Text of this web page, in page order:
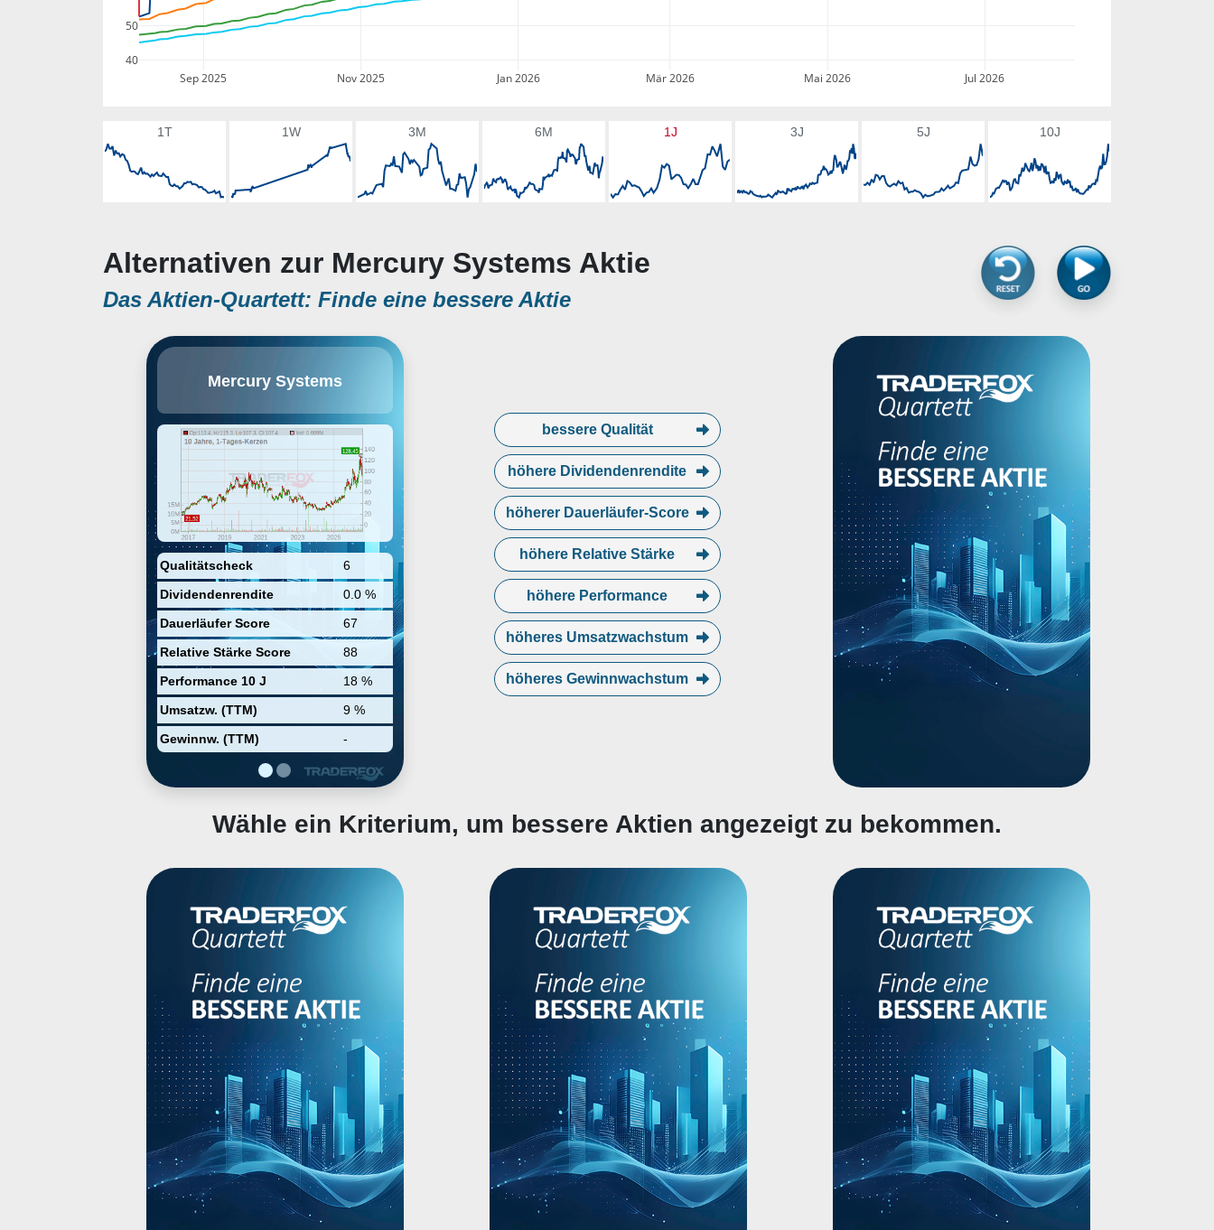
Sep 2025 Nov 2025 Jan 2026 Mär 2026 Mai 2026 Jul 2026
40
50
1T 1W 3M 6M 1J 3J 5J 10J
Alternativen zur Mercury Systems Aktie
Das Aktien-Quartett: Finde eine bessere Aktie
Mercury Systems
Qualitätscheck
6
Dividendenrendite
0.0 %
Dauerläufer Score
67
Relative Stärke Score
88
Performance 10 J
18 %
Umsatzw. (TTM)
9 %
Gewinnw. (TTM)
-
technology company, which
processing technology for
aerospace and defense missions.
Its processing technologies
include signal solutions, display,
software applications, networking,
storage, and secure processing. It
operates through the following
geographical segments: US, Asia
Pacific, and Europe. The company
was founded on July 14, 1981 and
is headquartered in Andover, MA.
bessere Qualität
höhere Dividendenrendite
höherer Dauerläufer-Score
höhere Relative Stärke
höhere Performance
höheres Umsatzwachstum
höheres Gewinnwachstum
Wähle ein Kriterium, um bessere Aktien angezeigt zu bekommen.